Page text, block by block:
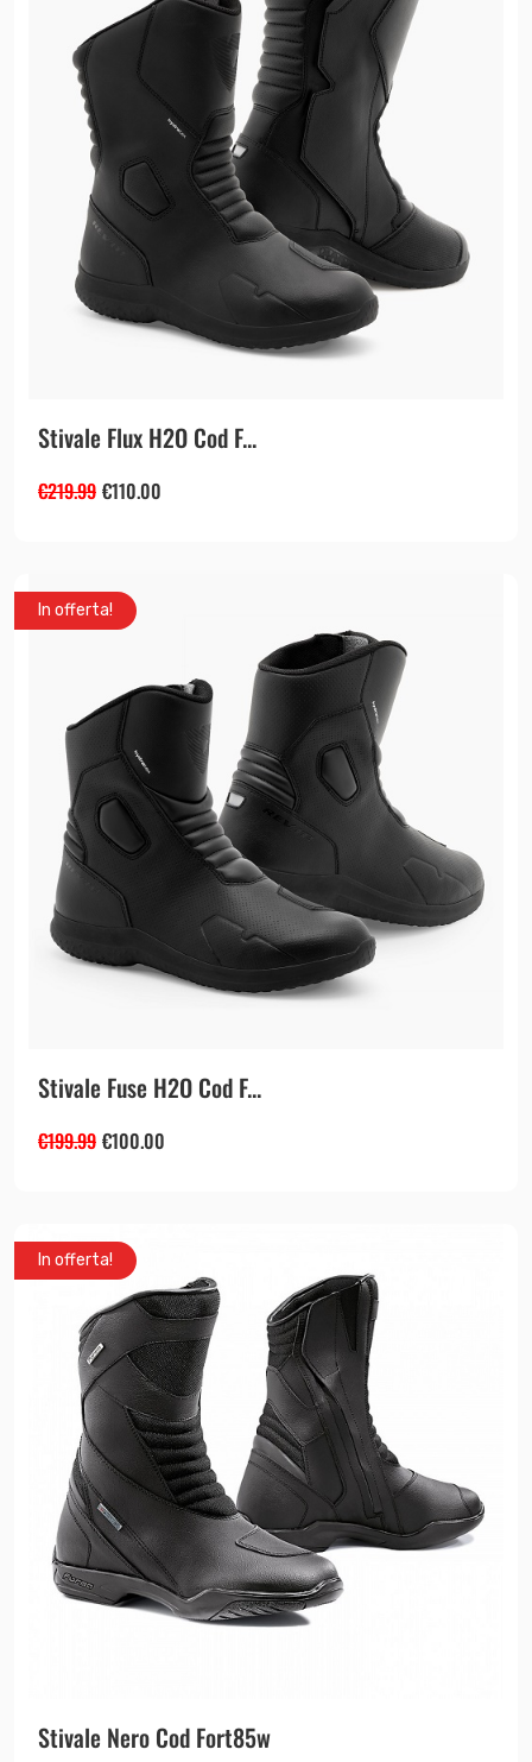
Stivale Flux H2O Cod F...
€219.99 €110.00
In offerta!
Stivale Fuse H2O Cod F...
€199.99 €100.00
In offerta!
Stivale Nero Cod Fort85w